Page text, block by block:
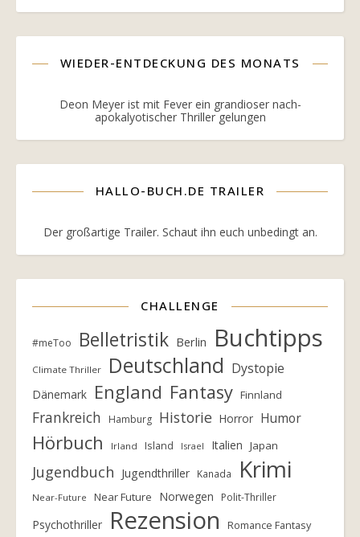
WIEDER-ENTDECKUNG DES MONATS
Deon Meyer ist mit Fever ein grandioser nach-
apokalyotischer Thriller gelungen
HALLO-BUCH.DE TRAILER
Der großartige Trailer. Schaut ihn euch unbedingt an.
CHALLENGE
#meToo Belletristik Berlin Buchtipps
Climate Thriller Deutschland Dystopie
Dänemark England Fantasy Finnland
Frankreich Hamburg Historie Horror Humor
Hörbuch Irland Island Israel Italien Japan
Jugendbuch Jugendthriller Kanada Krimi
Near-Future Near Future Norwegen Polit-Thriller
Psychothriller Rezension Romance Fantasy